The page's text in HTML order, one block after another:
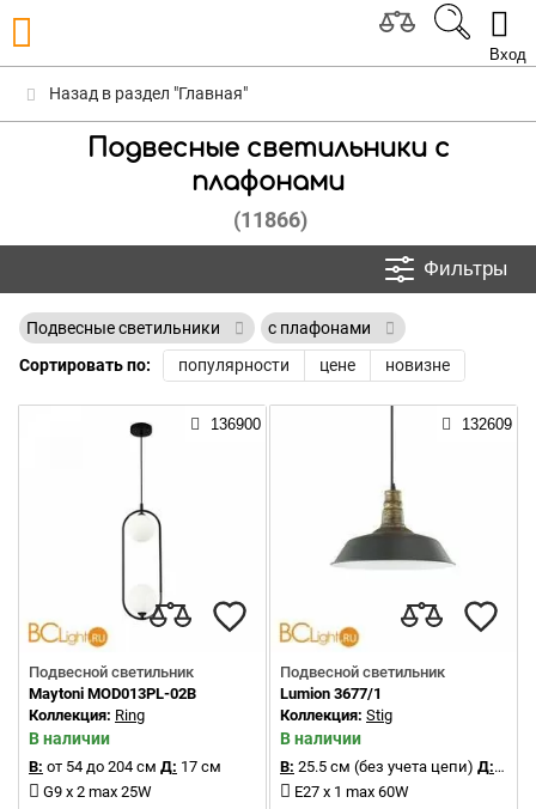
Вход
Назад в раздел "Главная"
Подвесные светильники с
плафонами
(11866)
Фильтры
Подвесные светильники
с плафонами
Сортировать по:
популярности цене новизне
136900
Подвесной светильник
Maytoni MOD013PL-02B
Коллекция: Ring
В наличии
В: от 54 до 204 см Д: 17 см
G9 x 2 max 25W
132609
Подвесной светильник
Lumion 3677/1
Коллекция: Stig
В наличии
В: 25.5 см (без учета цепи) Д:36
E27 x 1 max 60W